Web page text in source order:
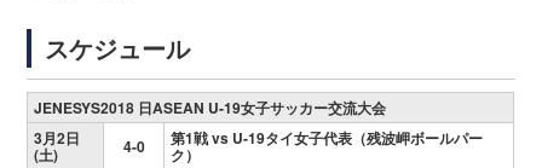
スケジュール
JENESYS2018 日ASEAN U-19女子サッカー交流大会
3月2日
(土) 4-0 第1戦 vs U-19タイ女子代表（残波岬ボールパー
ク）